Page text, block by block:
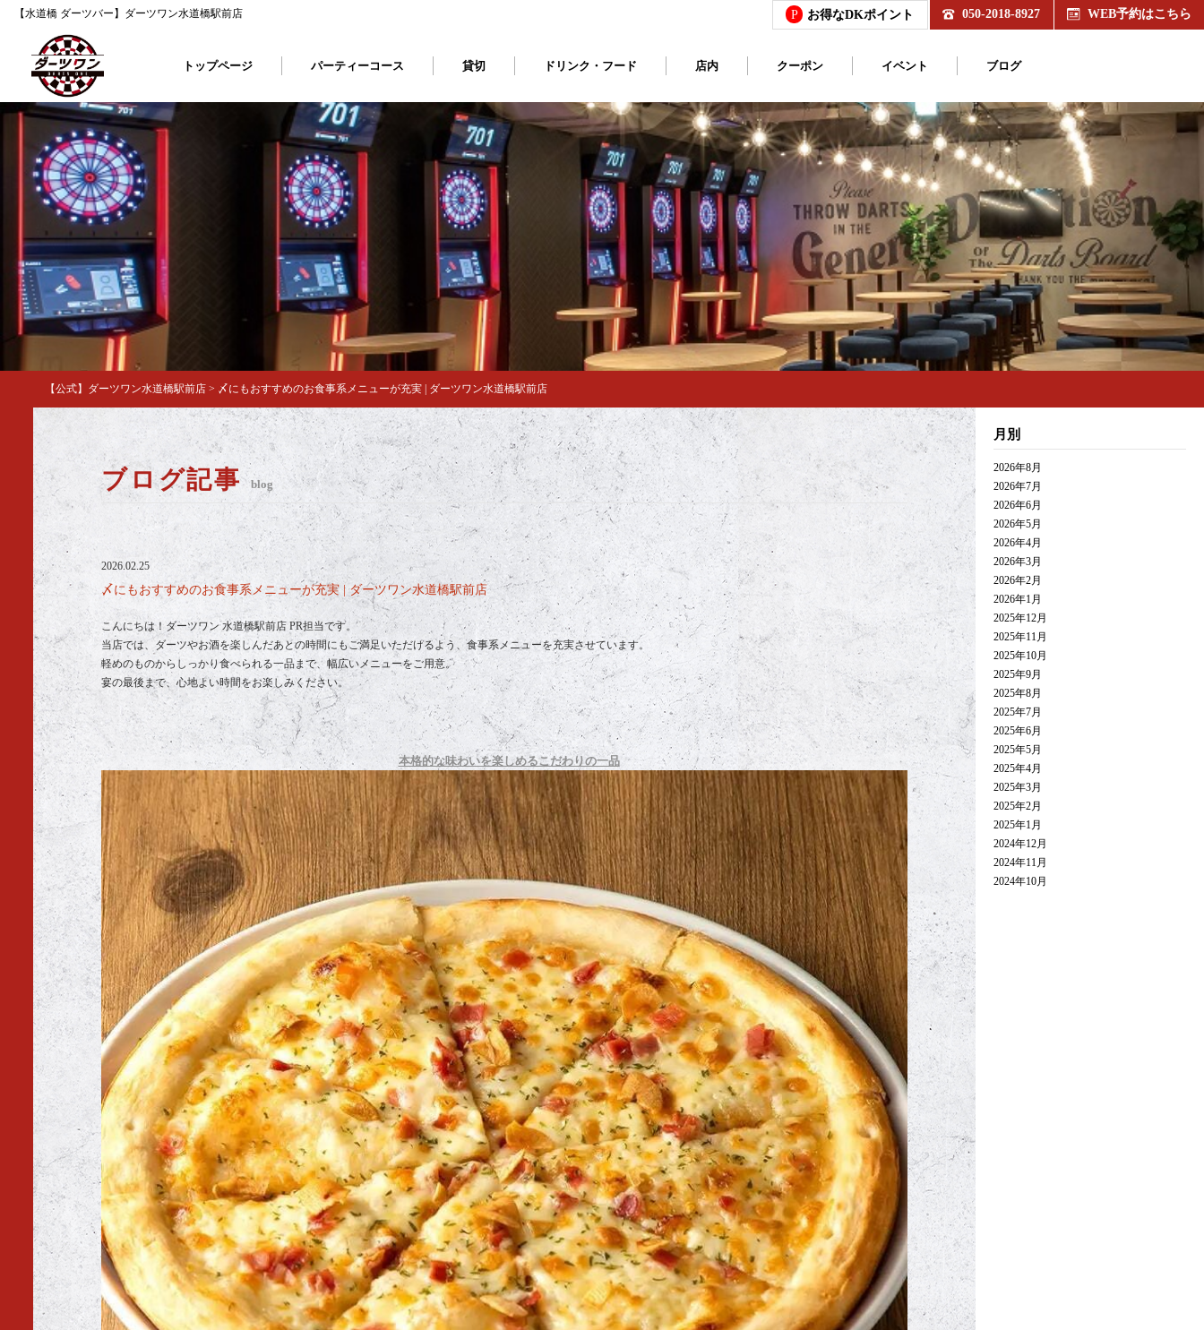
【水道橋 ダーツバー】ダーツワン水道橋駅前店 P お得なDKポイント 050-2018-8927 WEB予約はこちら
トップページ パーティーコース 貸切 ドリンク・フード 店内 クーポン イベント ブログ
【公式】ダーツワン水道橋駅前店 > 〆にもおすすめのお食事系メニューが充実 | ダーツワン水道橋駅前店
ブログ記事 blog
2026.02.25
〆にもおすすめのお食事系メニューが充実 | ダーツワン水道橋駅前店
こんにちは！ダーツワン 水道橋駅前店 PR担当です。
当店では、ダーツやお酒を楽しんだあとの時間にもご満足いただけるよう、食事系メニューを充実させています。
軽めのものからしっかり食べられる一品まで、幅広いメニューをご用意。
宴の最後まで、心地よい時間をお楽しみください。
本格的な味わいを楽しめるこだわりの一品
月別
2026年8月
2026年7月
2026年6月
2026年5月
2026年4月
2026年3月
2026年2月
2026年1月
2025年12月
2025年11月
2025年10月
2025年9月
2025年8月
2025年7月
2025年6月
2025年5月
2025年4月
2025年3月
2025年2月
2025年1月
2024年12月
2024年11月
2024年10月